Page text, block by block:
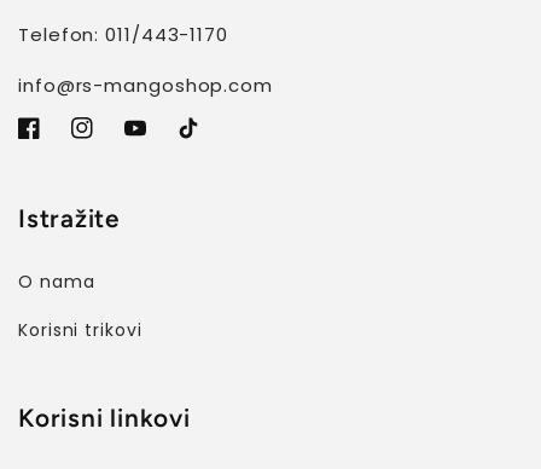
Telefon: 011/443-1170
info@rs-mangoshop.com
FacebookInstagramYouTubeTikTok
Istražite
O nama
Korisni trikovi
Korisni linkovi